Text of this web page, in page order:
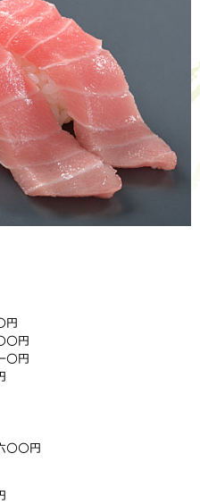
円
〇円
〇円
〇〇円